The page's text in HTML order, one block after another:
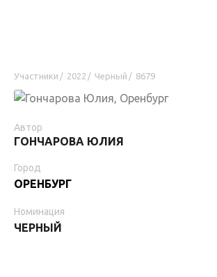
Участники / 2022 / Черный / 8679
Автор
ГОНЧАРОВА ЮЛИЯ
Город
ОРЕНБУРГ
Номинация
ЧЕРНЫЙ